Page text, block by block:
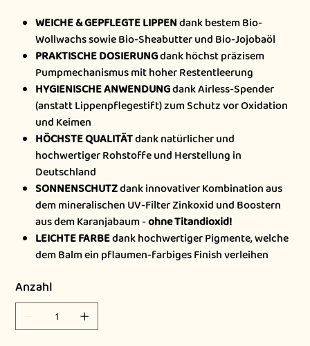
WEICHE & GEPFLEGTE LIPPENdank bestem Bio-
Wollwachs sowie Bio-Sheabutter und Bio-Jojobaöl
PRAKTISCHE DOSIERUNGdank höchst präzisem
Pumpmechanismus mit hoher Restentleerung
HYGIENISCHE ANWENDUNGdank Airless-Spender
(anstatt Lippenpflegestift) zum Schutz vor Oxidation
und Keimen
HÖCHSTE QUALITÄTdank natürlicher und
hochwertiger Rohstoffe und Herstellung in
Deutschland
SONNENSCHUTZdank innovativer Kombination aus
dem mineralischen UV-Filter Zinkoxid und Boostern
aus dem Karanjabaum -ohne Titandioxid!
LEICHTE FARBEdank hochwertiger Pigmente, welche
dem Balm ein pflaumen-farbiges Finish verleihen
Anzahl